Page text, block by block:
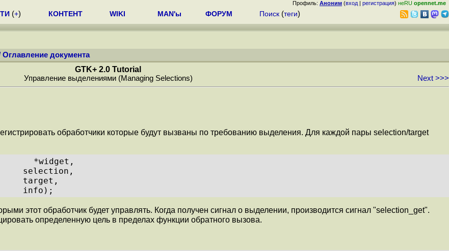
Профиль: Аноним (вход | регистрация) неRU opennet.me
(+) КОНТЕНТ WIKI MAN'ы ФОРУМ Поиск (теги)
Оглавление документа
GTK+ 2.0 Tutorial
Управление выделениями (Managing Selections) Next >>>
обработчики которые будут вызваны по требованию выделения. Для каждой пары selection/target
*widget,
selection,
target,
info);
этот обработчик будет управлять. Когда получен сигнал о выделении, производится сигнал "selection_get".
определенную цель в пределах функции обратного вызова.